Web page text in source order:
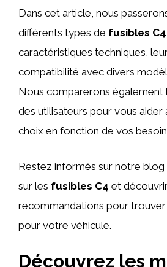
Dans cet article, nous
différents types de fusibles C4
caractéristiques techniques,
compatibilité avec divers
Nous comparerons également
des utilisateurs pour vous aider
choix en fonction de vos
Restez informés sur notre
sur les fusibles C4 et
recommandations pour
pour votre véhicule.
Découvrez les